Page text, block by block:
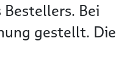
Bei
gestellt. Die